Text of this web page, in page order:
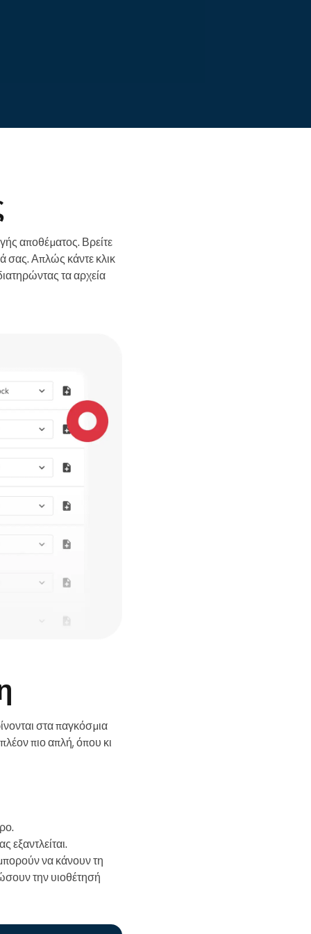
αποθέματος. Βρείτε
σας. Απλώς κάντε κλικ
τα αρχεία
στα παγκόσμια
πιο απλή, όπου κι
να κάνουν τη
την υιοθέτησή